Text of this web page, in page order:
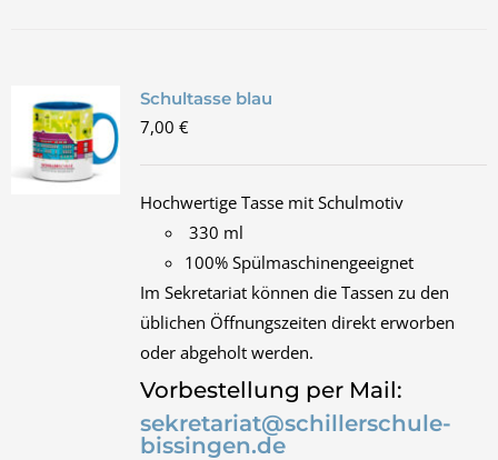
Schultasse blau
7,00 €
Hochwertige Tasse mit Schulmotiv
330 ml
100% Spülmaschinengeeignet
Im Sekretariat können die Tassen zu den
üblichen Öffnungszeiten direkt erworben
oder abgeholt werden.
Vorbestellung per Mail:
sekretariat@schillerschule-
bissingen.de